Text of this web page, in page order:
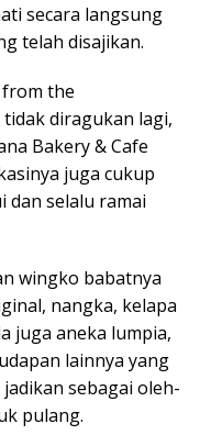
secara langsung
telah disajikan.
the
diragukan lagi,
Bakery & Cafe
juga cukup
dan selalu ramai
wingko babatnya
nangka, kelapa
juga aneka lumpia,
lainnya yang
sebagai oleh-
pulang.